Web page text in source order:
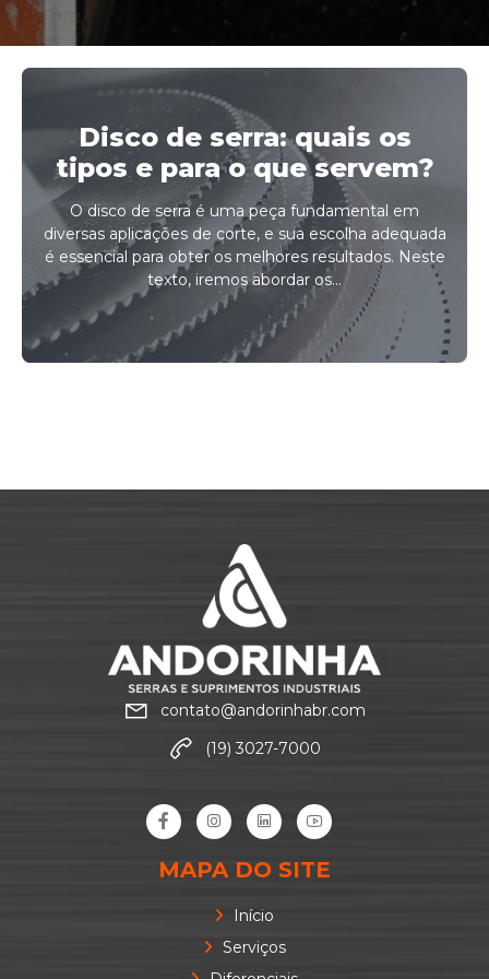
Disco de serra: quais os
tipos e para o que servem?
O disco de serra é uma peça fundamental em
diversas aplicações de corte, e sua escolha adequada
é essencial para obter os melhores resultados. Neste
texto, iremos abordar os...
contato@andorinhabr.com
(19) 3027-7000
MAPA DO SITE
Início
Serviços